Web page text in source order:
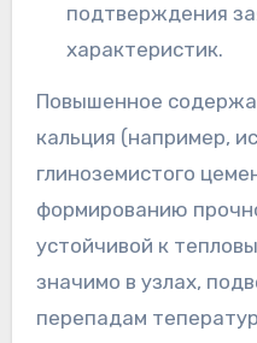
подтверждения
характеристик.
Повышенное
кальция (например,
глиноземистого
формированию
устойчивой к
значимо в узлах,
перепадам